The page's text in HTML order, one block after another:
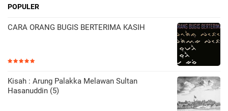
POPULER
CARA ORANG BUGIS BERTERIMA KASIH
Kisah : Arung Palakka Melawan Sultan
Hasanuddin (5)